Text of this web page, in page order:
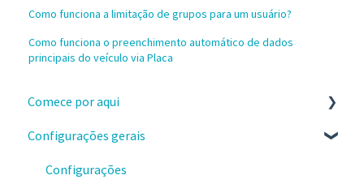
Como funciona a limitação de grupos para um usuário?
Como funciona o preenchimento automático de dados
principais do veículo via Placa
Comece por aqui
Instalação e recebimento dos dispositivos
Configure a sua conta no painel da Cobli
Configurações gerais
Configurações